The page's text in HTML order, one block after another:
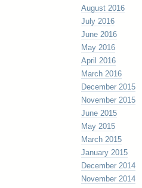
August 2016
July 2016
June 2016
May 2016
April 2016
March 2016
December 2015
November 2015
June 2015
May 2015
March 2015
January 2015
December 2014
November 2014